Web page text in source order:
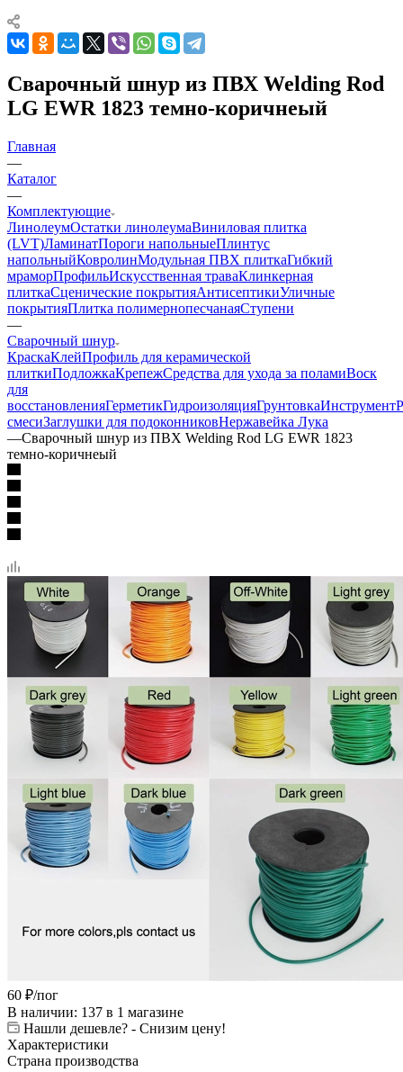
Сварочный шнур из ПВХ Welding Rod
LG EWR 1823 темно-коричнеый
Главная
—
Каталог
—
Комплектующие
ЛинолеумОстатки линолеумаВиниловая плитка
(LVT)ЛаминатПороги напольныеПлинтус
напольныйКовролинМодульная ПВХ плиткаГибкий
мраморПрофильИскусственная траваКлинкерная
плиткаСценические покрытияАнтисептикиУличные
покрытияПлитка полимернопесчанаяСтупени
—
Сварочный шнур
КраскаКлейПрофиль для керамической
плиткиПодложкаКрепежСредства для ухода за поламиВоск
для
восстановленияГерметикГидроизоляцияГрунтовкаИнструмент
смесиЗаглушки для подоконниковНержавейка Лука
—Сварочный шнур из ПВХ Welding Rod LG EWR 1823
темно-коричнеый
60 ₽/пог
В наличии: 137 в 1 магазине
Нашли дешевле? - Снизим цену!
Характеристики
Страна производства